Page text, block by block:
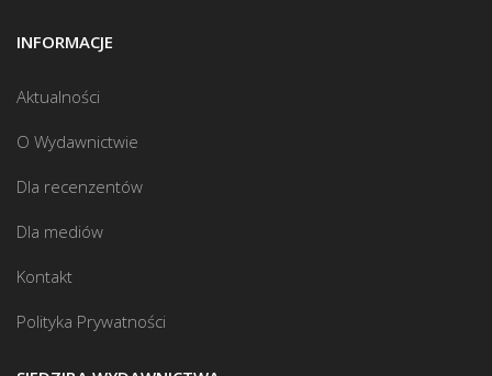
INFORMACJE
Aktualności
O Wydawnictwie
Dla recenzentów
Dla mediów
Kontakt
Polityka Prywatności